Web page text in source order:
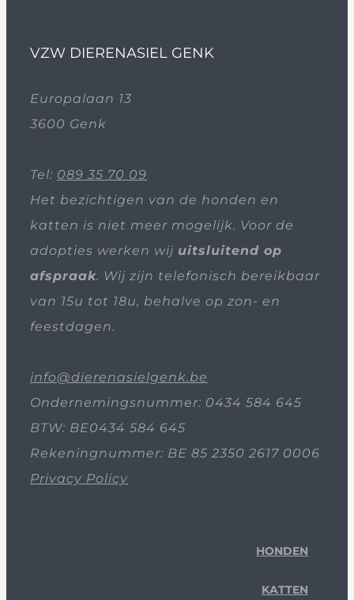
VZW DIERENASIEL GENK
Europalaan 13
3600 Genk
Tel: 089 35 70 09
Het bezichtigen van de honden en
katten is niet meer mogelijk. Voor de
adopties werken wij uitsluitend op
afspraak. Wij zijn telefonisch bereikbaar
van 15u tot 18u, behalve op zon- en
feestdagen.
info@dierenasielgenk.be
Ondernemingsnummer: 0434 584 645
BTW: BE0434 584 645
Rekeningnummer: BE 85 2350 2617 0006
Privacy Policy
HONDEN
KATTEN